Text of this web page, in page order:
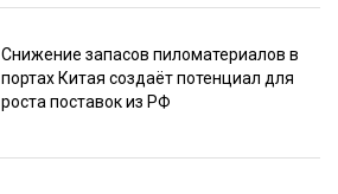
Снижение запасов пиломатериалов в
портах Китая создаёт потенциал для
роста поставок из РФ